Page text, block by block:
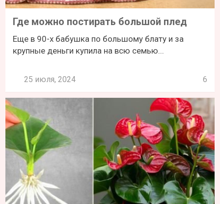
Где можно постирать большой плед
Еще в 90-х бабушка по большому блату и за
крупные деньги купила на всю семью...
25 июля, 2024 6